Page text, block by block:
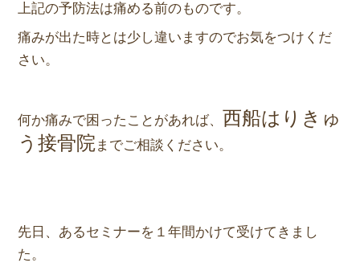
上記の予防法は痛める前のものです。
痛みが出た時とは少し違いますのでお気をつけくだ
さい。
何か痛みで困ったことがあれば、 西船はりきゅ
う接骨院までご相談ください。
先日、あるセミナーを１年間かけて受けてきまし
た。